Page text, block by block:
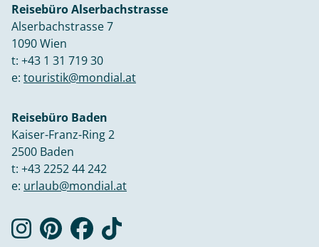
Reisebüro Alserbachstrasse
Alserbachstrasse 7
1090 Wien
t: +43 1 31 719 30
e: touristik@mondial.at
Reisebüro Baden
Kaiser-Franz-Ring 2
2500 Baden
t: +43 2252 44 242
e: urlaub@mondial.at